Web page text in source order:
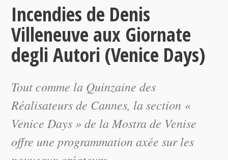
Incendies de Denis
Villeneuve aux Giornate
degli Autori (Venice Days)
Tout comme la Quinzaine des
Réalisateurs de Cannes, la section «
Venice Days » de la Mostra de Venise
offre une programmation axée sur les